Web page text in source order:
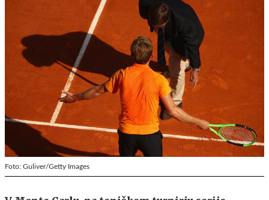
Foto: Guliver/Getty Images